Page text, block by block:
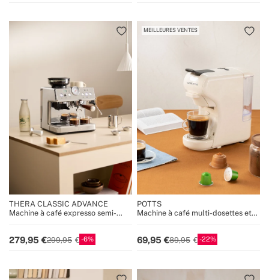
THERA CLASSIC ADVANCE
Machine à café expresso semi-
279,95 299,95 6
MEILLEURES VENTES
POTTS
Machine à café multi-dosettes et
69,95 89,95 22